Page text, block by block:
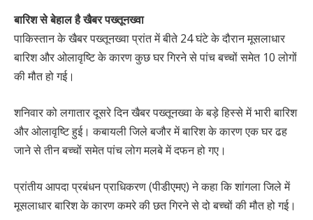
बारिश से बेहाल है खैबर पख्तूनख्वा
पाकिस्तान के खैबर पख्तूनख्वा प्रांत में बीते 24 घंटे के दौरान मूसलाधार
बारिश और ओलावृष्टि के कारण कुछ घर गिरने से पांच बच्चों समेत 10 लोगों
की मौत हो गई।
शनिवार को लगातार दूसरे दिन खैबर पख्तूनख्वा के बड़े हिस्से में भारी बारिश
और ओलावृष्टि हुई। कबायली जिले बजौर में बारिश के कारण एक घर ढह
जाने से तीन बच्चों समेत पांच लोग मलबे में दफन हो गए।
प्रांतीय आपदा प्रबंधन प्राधिकरण (पीडीएमए) ने कहा कि शांगला जिले में
मूसलाधार बारिश के कारण कमरे की छत गिरने से दो बच्चों की मौत हो गई।